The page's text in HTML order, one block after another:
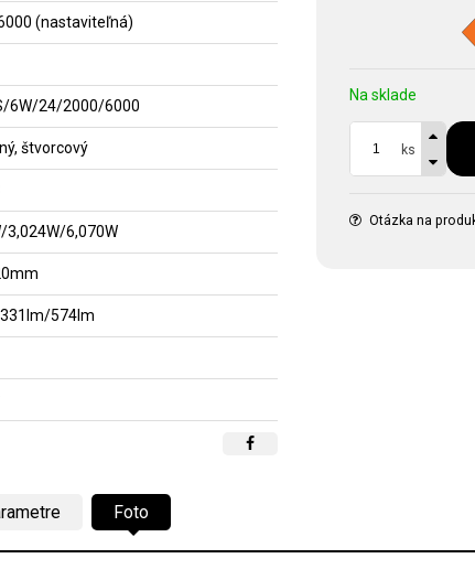
Na sklade
ks
Otázka na
(nastaviteľná)
6W/24/2000/6000
štvorcový
3,024W/6,070W
574lm
Foto